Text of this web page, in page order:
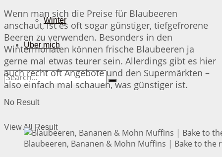
Winter
Über mich
No Result
View All Result
Wenn man sich die Preise für Blaubeeren
anschaut, ist es oft sogar günstiger, tiefgefrorene
Beeren zu verwenden. Besonders in den
Wintermonaten können frische Blaubeeren ja
gerne mal etwas teurer sein. Allerdings gibt es hier
auch recht oft Angebote und den Supermärkten –
also einfach mal schauen, was günstiger ist.
Blaubeeren, Bananen & Mohn Muffins | Bake to the